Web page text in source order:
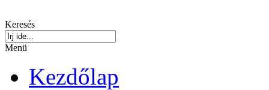
Keresés
Menü
Kezdőlap